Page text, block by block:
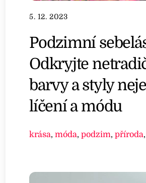
5. 12. 2023
Podzimní
Odkryjte
barvy a styly
líčení a módu
krása,móda,podzim,příroda